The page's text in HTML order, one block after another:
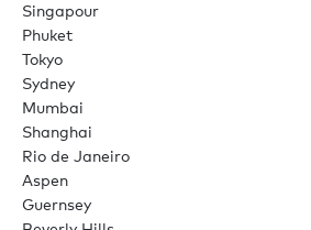
Singapour
Phuket
Tokyo
Sydney
Mumbai
Shanghai
Rio de Janeiro
Aspen
Guernsey